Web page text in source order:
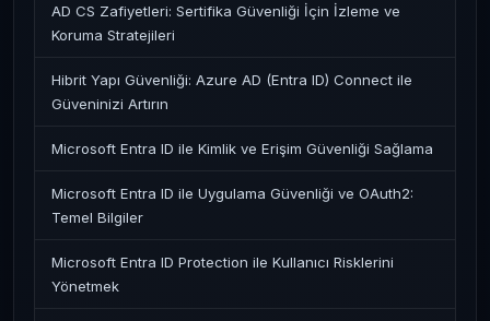
AD CS Zafiyetleri: Sertifika Güvenliği İçin İzleme ve
Koruma Stratejileri
Hibrit Yapı Güvenliği: Azure AD (Entra ID) Connect ile
Güveninizi Artırın
Microsoft Entra ID ile Kimlik ve Erişim Güvenliği Sağlama
Microsoft Entra ID ile Uygulama Güvenliği ve OAuth2:
Temel Bilgiler
Microsoft Entra ID Protection ile Kullanıcı Risklerini
Yönetmek